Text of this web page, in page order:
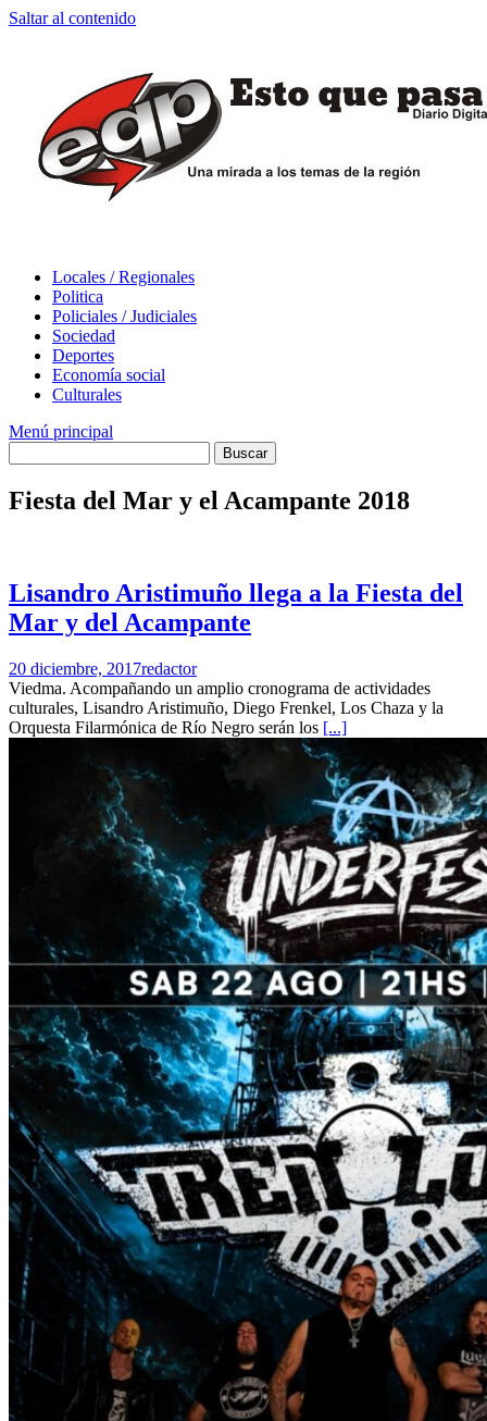
Saltar al contenido
Locales / Regionales
Politica
Policiales / Judiciales
Sociedad
Deportes
Economía social
Culturales
Menú principal
Fiesta del Mar y el Acampante 2018
Lisandro Aristimuño llega a la Fiesta del
Mar y del Acampante
20 diciembre, 2017redactor
Viedma. Acompañando un amplio cronograma de actividades
culturales, Lisandro Aristimuño, Diego Frenkel, Los Chaza y la
Orquesta Filarmónica de Río Negro serán los [...]